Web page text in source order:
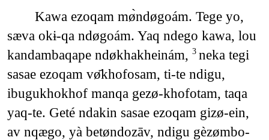
Kawa ezoqam mø̀ndøgoám. Tege yo,
sæva okɨ-qa ndøgoám. Yaq ndego kawa, lou
kandambaqape ndøkhakheinám, 3 neka tegi
sasae ezoqam vø̄khofosam, ti-te ndigu,
ibugukhokhof manqa gezø-khofotam, taqa
yaq-te. Geté ndakin sasae ezoqam gizø-ein,
av nqægo, yà betøndozāv, ndigu gèzømbo-